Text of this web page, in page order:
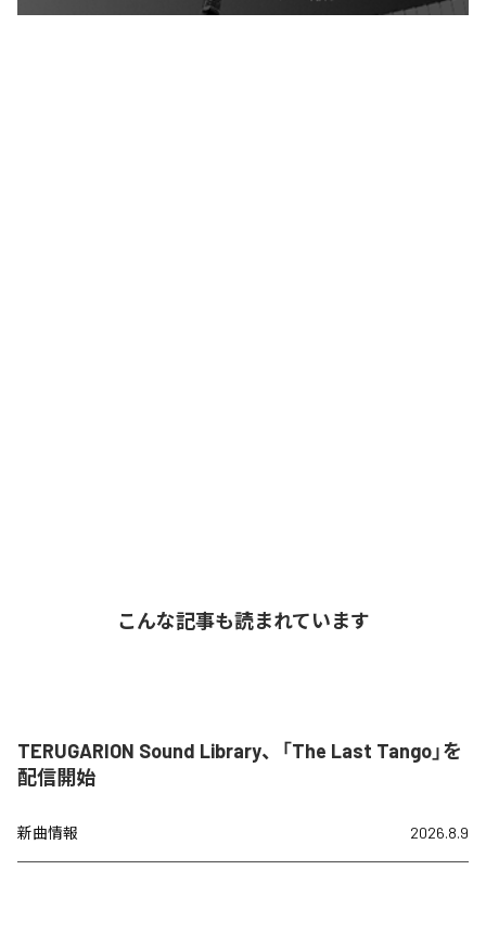
こんな記事も読まれています
TERUGARION Sound Library、「The Last Tango」を
配信開始
新曲情報 2026.8.9